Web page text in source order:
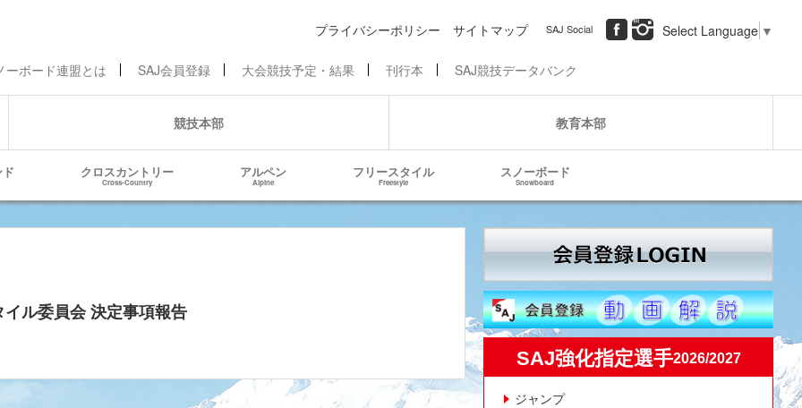
プライバシーポリシー サイトマップ SAJ Social Select Language ▼
ーボード連盟とは SAJ会員登録 大会競技予定・結果 刊行本 SAJ競技データバンク
競技本部 教育本部
クロスカントリー
Cross-Country
アルペン
Alpine
フリースタイル
Freestyle
スノーボード
Snowboard
ル委員会 決定事項報告
SAJ強化指定選手2026/2027
ジャンプ